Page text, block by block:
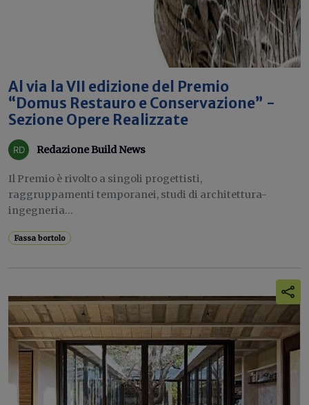
Al via la VII edizione del Premio
“Domus Restauro e Conservazione” -
Sezione Opere Realizzate
Redazione Build News
Il Premio è rivolto a singoli progettisti,
raggruppamenti temporanei, studi di architettura-
ingegneria...
Fassa bortolo